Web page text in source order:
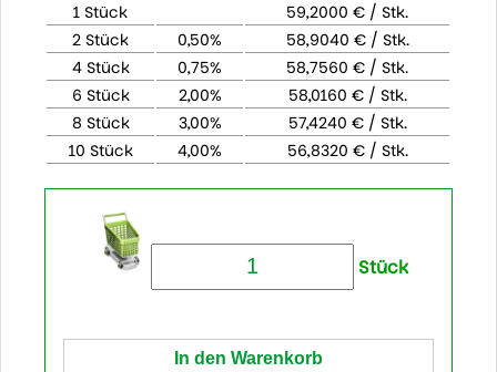
1 Stück
59,2000 € / Stk.
2 Stück
0,50%
58,9040 € / Stk.
4 Stück
0,75%
58,7560 € / Stk.
6 Stück
2,00%
58,0160 € / Stk.
8 Stück
3,00%
57,4240 € / Stk.
10 Stück
4,00% 56,8320 € / Stk.
Stück